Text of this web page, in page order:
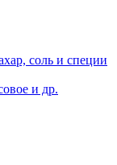
соль и специи
и др.